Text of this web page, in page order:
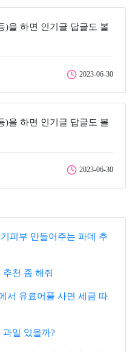
)을 하면 인기글 답글도 볼
2023-06-30
)을 하면 인기글 답글도 볼
2023-06-30
피부 만들어주는 파데 추
천 좀 해줘
서 유료어플 사면 세금 따
일 있을까?